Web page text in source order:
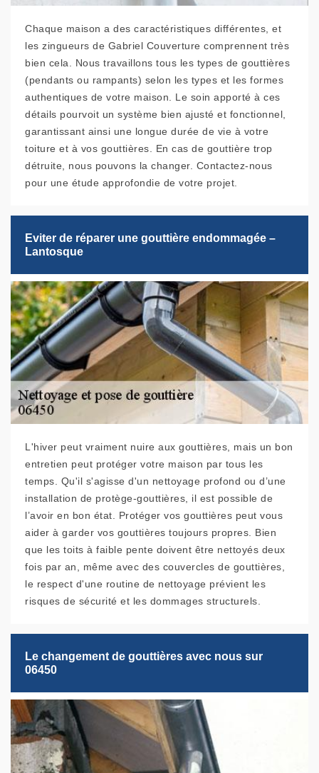
Chaque maison a des caractéristiques différentes, et
les zingueurs de Gabriel Couverture comprennent très
bien cela. Nous travaillons tous les types de gouttières
(pendants ou rampants) selon les types et les formes
authentiques de votre maison. Le soin apporté à ces
détails pourvoit un système bien ajusté et fonctionnel,
garantissant ainsi une longue durée de vie à votre
toiture et à vos gouttières. En cas de gouttière trop
détruite, nous pouvons la changer. Contactez-nous
pour une étude approfondie de votre projet.
Eviter de réparer une gouttière endommagée –
Lantosque
L'hiver peut vraiment nuire aux gouttières, mais un bon
entretien peut protéger votre maison par tous les
temps. Qu'il s'agisse d'un nettoyage profond ou d’une
installation de protège-gouttières, il est possible de
l’avoir en bon état. Protéger vos gouttières peut vous
aider à garder vos gouttières toujours propres. Bien
que les toits à faible pente doivent être nettoyés deux
fois par an, même avec des couvercles de gouttières,
le respect d'une routine de nettoyage prévient les
risques de sécurité et les dommages structurels.
Le changement de gouttières avec nous sur
06450